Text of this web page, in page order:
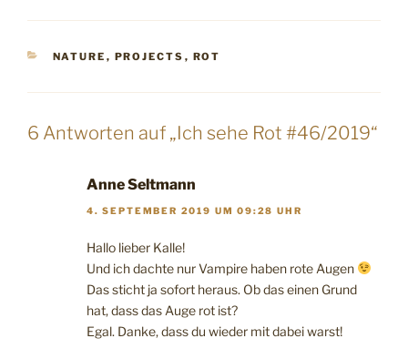
KATEGORIEN
NATURE , PROJECTS , ROT
6 Antworten auf „Ich sehe Rot #46/2019“
Anne Seltmann
4. SEPTEMBER 2019 UM 09:28 UHR
Hallo lieber Kalle!
Und ich dachte nur Vampire haben rote Augen
Das sticht ja sofort heraus. Ob das einen Grund
hat, dass das Auge rot ist?
Egal. Danke, dass du wieder mit dabei warst!